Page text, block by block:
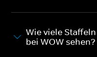
Wie viele
bei WOW sehen?